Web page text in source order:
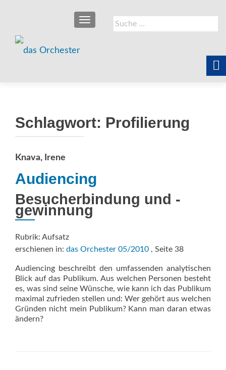
Suche
nach:
SCHALTE NAVIGATION
Schlagwort: Profilierung
Knava, Irene
Audiencing
Besucherbindung und -
gewinnung
Rubrik: Aufsatz
erschienen in: das Orchester 05/2010 , Seite 38
Audiencing beschreibt den umfassenden analytischen
Blick auf das Publikum. Aus welchen Personen besteht
es, was sind seine Wünsche, wie kann ich das Publikum
maximal zufrieden stellen und: Wer gehört aus welchen
Gründen nicht mein Publikum? Kann man daran etwas
ändern?